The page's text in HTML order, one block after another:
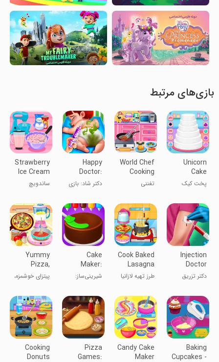
بازی‌های مرتبط
Unicorn
Cake
Cooking
پخت کیک
World Chef
Cooking
Recipe
تفننی
Happy
Doctor:
Clinic Game
دکتر شاد: بازی
Strawberry
Ice Cream
Sandwich
ساندویچ
توت‌فرنگی
Injection
Doctor
Games
دکتر تزریق
Cook Baked
Lasagna
طرز تهیه لازانیا
Cake
Maker:
Cooking
Cake
شیرینی‌ساز:
کردن کیک
Yummy
Pizza,
Cooking
Game
پیتزای خوشمزه،
Baking
Cupcakes -
Candy Cake
Maker
Pizza
Games:
Cooking
Donuts